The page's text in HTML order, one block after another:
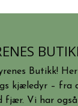
Butikk!
kjæledyr – fra
fjær. Vi har